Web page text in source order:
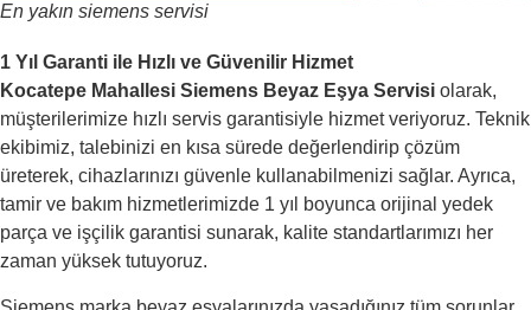
En yakın siemens servisi
1 Yıl Garanti ile Hızlı ve Güvenilir Hizmet
Kocatepe Mahallesi Siemens Beyaz Eşya Servisi olarak,
müşterilerimize hızlı servis garantisiyle hizmet veriyoruz. Teknik
ekibimiz, talebinizi en kısa sürede değerlendirip çözüm
üreterek, cihazlarınızı güvenle kullanabilmenizi sağlar. Ayrıca,
tamir ve bakım hizmetlerimizde 1 yıl boyunca orijinal yedek
parça ve işçilik garantisi sunarak, kalite standartlarımızı her
zaman yüksek tutuyoruz.